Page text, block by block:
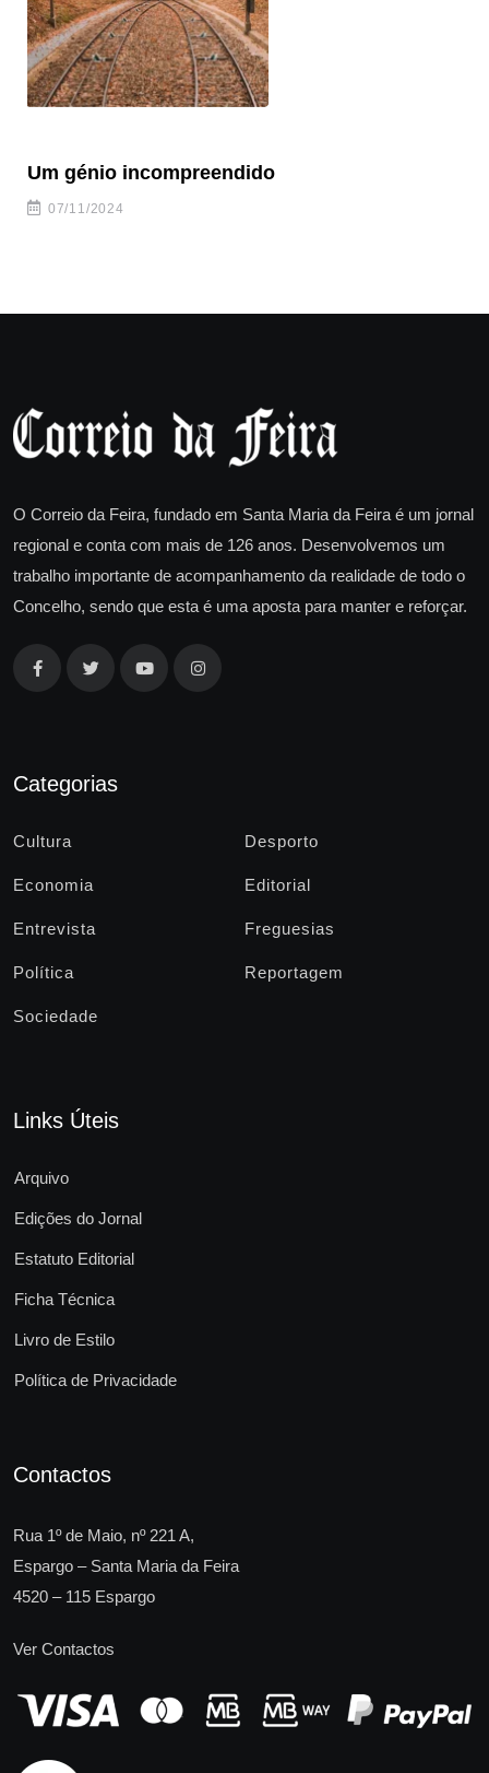
Um génio incompreendido
07/11/2024
O Correio da Feira, fundado em Santa Maria da Feira é um jornal
regional e conta com mais de 126 anos. Desenvolvemos um
trabalho importante de acompanhamento da realidade de todo o
Concelho, sendo que esta é uma aposta para manter e reforçar.
Categorias
Cultura Desporto
Economia Editorial
Entrevista Freguesias
Política Reportagem
Sociedade
Links Úteis
Arquivo
Edições do Jornal
Estatuto Editorial
Ficha Técnica
Livro de Estilo
Política de Privacidade
Contactos
Rua 1º de Maio, nº 221 A,
Espargo – Santa Maria da Feira
4520 – 115 Espargo
Ver Contactos